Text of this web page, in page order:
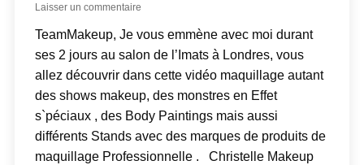
Laisser un commentaire
TeamMakeup, Je vous emmène avec moi durant
ses 2 jours au salon de l’Imats à Londres, vous
allez découvrir dans cette vidéo maquillage autant
des shows makeup, des monstres en Effet
s`péciaux , des Body Paintings mais aussi
différents Stands avec des marques de produits de
maquillage Professionnelle . Christelle Makeup